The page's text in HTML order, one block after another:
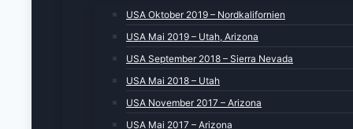
USA Oktober 2019 – Nordkalifornien
USA Mai 2019 – Utah, Arizona
USA September 2018 – Sierra Nevada
USA Mai 2018 – Utah
USA November 2017 – Arizona
USA Mai 2017 – Arizona